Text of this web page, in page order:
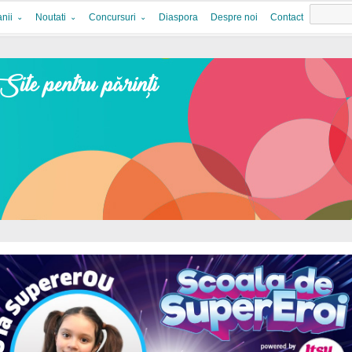
Noutati Concursuri Diaspora Despre noi Contact